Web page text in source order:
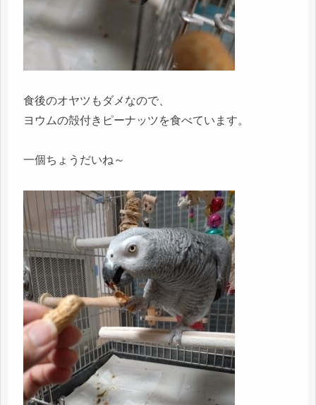
食後のオヤツもダメなので、
ヨウムの殻付きピーナッツを食べています。
一個ちょうだいね～